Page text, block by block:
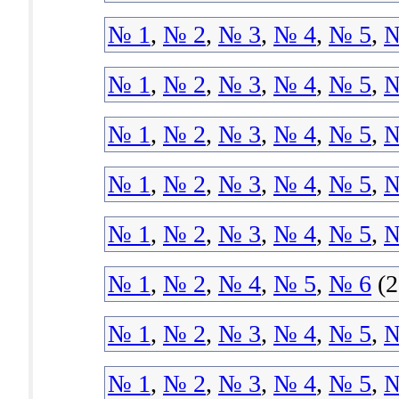
№ 1, № 2, № 3, № 4, № 5,
№ 1, № 2, № 3, № 4, № 5,
№ 1, № 2, № 3, № 4, № 5,
№ 1, № 2, № 3, № 4, № 5,
№ 1, № 2, № 3, № 4, № 5,
№ 1, № 2, № 4, № 5, № 6
№ 1, № 2, № 3, № 4, № 5,
№ 1, № 2, № 3, № 4, № 5,